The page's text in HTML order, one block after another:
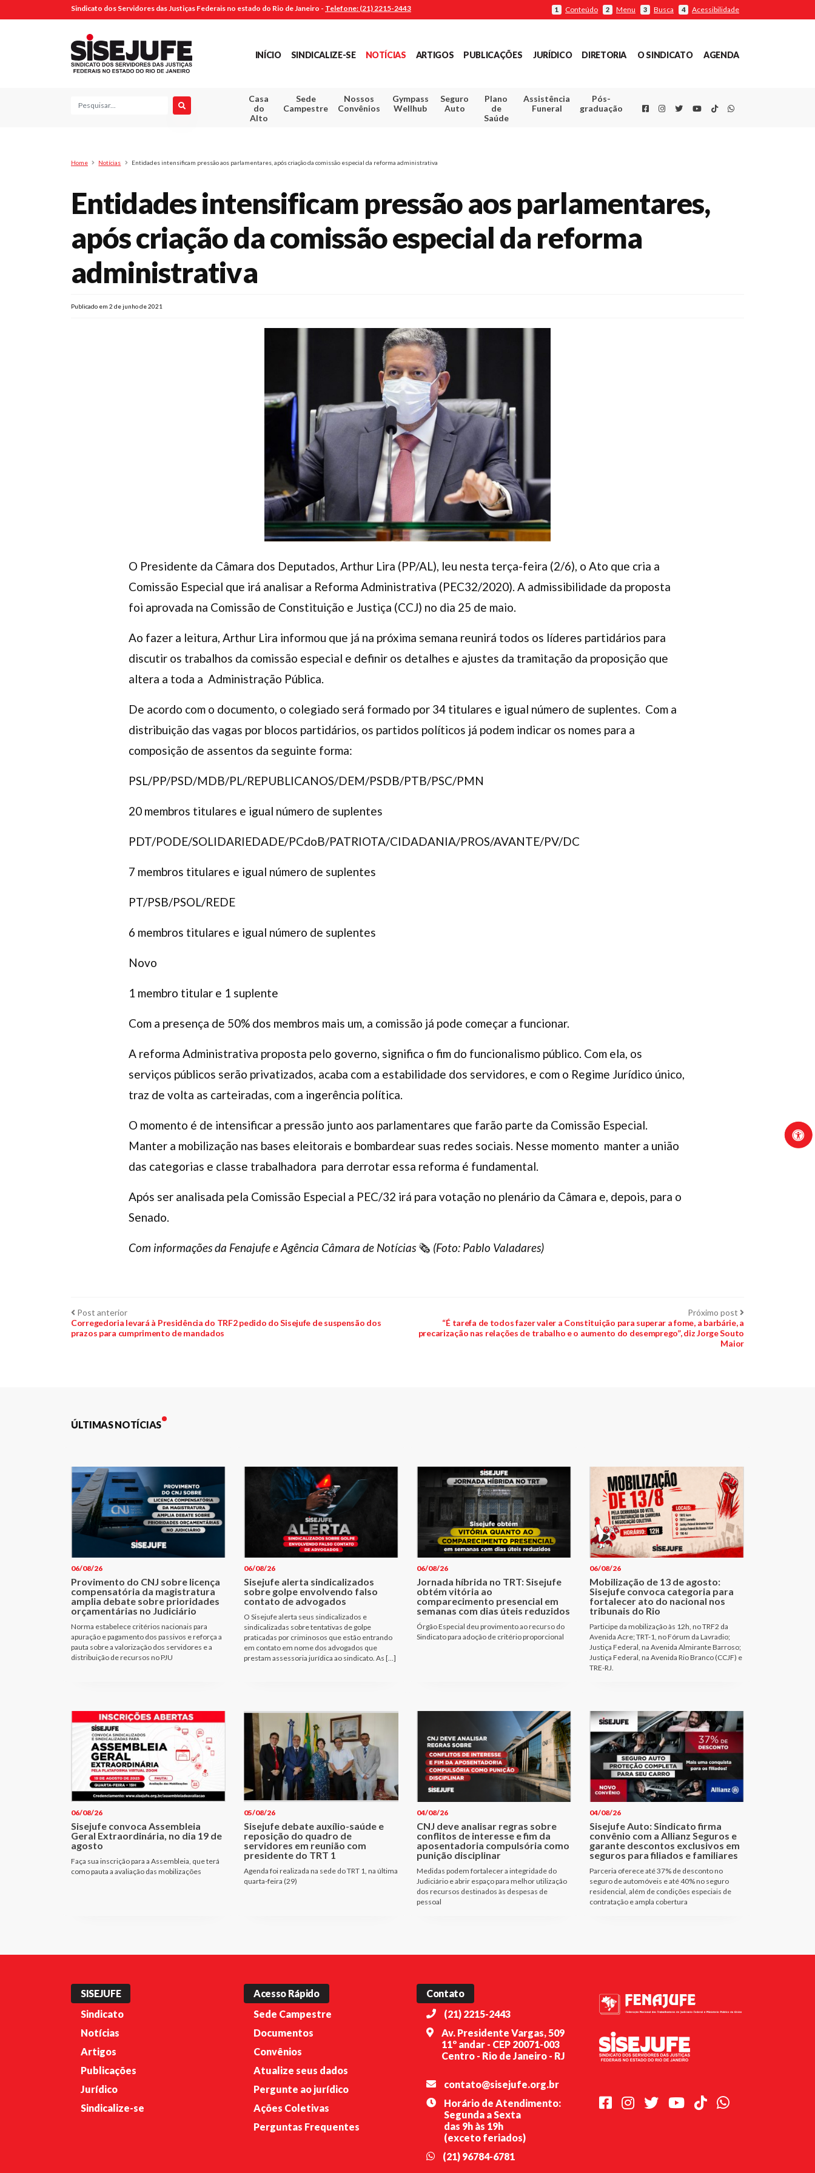
Sindicato dos Servidores das Justiças Federais no estado do Rio de Janeiro - Telefone: (21) 2215-2443 1 Conteúdo 2 Menu 3 Busca 4 Acessibilidade
INÍCIO SINDICALIZE-SE NOTÍCIAS ARTIGOS PUBLICAÇÕES JURÍDICO DIRETORIA O SINDICATO AGENDA
Pesquisa
Casa
do
Alto
Sede
Campestre
Nossos
Convênios
Gympass
Wellhub
Seguro
Auto
Plano
de
Saúde
Assistência
Funeral
Pós-
graduação
FacebookInstagram
TwitterYoutube
TikTokWhatsapp
Home Notícias Entidades intensificam pressão aos parlamentares, após criação da comissão especial da reforma administrativa
Entidades intensificam pressão aos parlamentares,
após criação da comissão especial da reforma
administrativa
Publicado em 2 de junho de 2021
O Presidente da Câmara dos Deputados, Arthur Lira (PP/AL), leu nesta terça-feira (2/6), o Ato que cria a
Comissão Especial que irá analisar a Reforma Administrativa (PEC32/2020). A admissibilidade da proposta
foi aprovada na Comissão de Constituição e Justiça (CCJ) no dia 25 de maio.
Ao fazer a leitura, Arthur Lira informou que já na próxima semana reunirá todos os líderes partidários para
discutir os trabalhos da comissão especial e definir os detalhes e ajustes da tramitação da proposição que
altera a toda a Administração Pública.
De acordo com o documento, o colegiado será formado por 34 titulares e igual número de suplentes. Com a
distribuição das vagas por blocos partidários, os partidos políticos já podem indicar os nomes para a
composição de assentos da seguinte forma:
PSL/PP/PSD/MDB/PL/REPUBLICANOS/DEM/PSDB/PTB/PSC/PMN
20 membros titulares e igual número de suplentes
PDT/PODE/SOLIDARIEDADE/PCdoB/PATRIOTA/CIDADANIA/PROS/AVANTE/PV/DC
7 membros titulares e igual número de suplentes
PT/PSB/PSOL/REDE
6 membros titulares e igual número de suplentes
Novo
1 membro titular e 1 suplente
Com a presença de 50% dos membros mais um, a comissão já pode começar a funcionar.
A reforma Administrativa proposta pelo governo, significa o fim do funcionalismo público. Com ela, os
serviços públicos serão privatizados, acaba com a estabilidade dos servidores, e com o Regime Jurídico único,
traz de volta as carteiradas, com a ingerência política.
O momento é de intensificar a pressão junto aos parlamentares que farão parte da Comissão Especial.
Manter a mobilização nas bases eleitorais e bombardear suas redes sociais. Nesse momento manter a união
das categorias e classe trabalhadora para derrotar essa reforma é fundamental.
Após ser analisada pela Comissão Especial a PEC/32 irá para votação no plenário da Câmara e, depois, para o
Senado.
Com informações da Fenajufe e Agência Câmara de Notícias 🗞 (Foto: Pablo Valadares)
Navegação
de
Post anteriorPost
anterior:
Corregedoria levará à Presidência do TRF2 pedido do Sisejufe de suspensão dos
prazos para cumprimento de mandados
Próximo post Próximo
“É tarefa de todos fazer valer a Constituição para superar a fome, a barbárie, a
precarização nas relações de trabalho e o aumento do desemprego”, diz Jorge Souto
Maior
ÚLTIMAS NOTÍCIAS
06/08/26
Provimento do CNJ sobre licença
compensatória da magistratura
amplia debate sobre prioridades
orçamentárias no Judiciário
Norma estabelece critérios nacionais para
apuração e pagamento dos passivos e reforça a
pauta sobre a valorização dos servidores e a
distribuição de recursos no PJU
06/08/26
Sisejufe alerta sindicalizados
sobre golpe envolvendo falso
contato de advogados
O Sisejufe alerta seus sindicalizados e
sindicalizadas sobre tentativas de golpe
praticadas por criminosos que estão entrando
em contato em nome dos advogados que
prestam assessoria jurídica ao sindicato. As […]
06/08/26
Jornada híbrida no TRT: Sisejufe
obtém vitória ao
comparecimento presencial em
semanas com dias úteis reduzidos
Órgão Especial deu provimento ao recurso do
Sindicato para adoção de critério proporcional
06/08/26
Mobilização de 13 de agosto:
Sisejufe convoca categoria para
fortalecer ato do nacional nos
tribunais do Rio
Participe da mobilização às 12h, no TRF2 da
Avenida Acre; TRT-1, no Fórum da Lavradio;
Justiça Federal, na Avenida Almirante Barroso;
Justiça Federal, na Avenida Rio Branco (CCJF) e
TRE-RJ.
06/08/26
Sisejufe convoca Assembleia
Geral Extraordinária, no dia 19 de
agosto
Faça sua inscrição para a Assembleia, que terá
como pauta a avaliação das mobilizações
05/08/26
Sisejufe debate auxílio-saúde e
reposição do quadro de
servidores em reunião com
presidente do TRT 1
Agenda foi realizada na sede do TRT 1, na última
quarta-feira (29)
04/08/26
CNJ deve analisar regras sobre
conflitos de interesse e fim da
aposentadoria compulsória como
punição disciplinar
Medidas podem fortalecer a integridade do
Judiciário e abrir espaço para melhor utilização
dos recursos destinados às despesas de
pessoal
04/08/26
Sisejufe Auto: Sindicato firma
convênio com a Allianz Seguros e
garante descontos exclusivos em
seguros para filiados e familiares
Parceria oferece até 37% de desconto no
seguro de automóveis e até 40% no seguro
residencial, além de condições especiais de
contratação e ampla cobertura
SISEJUFE
Sindicato
Notícias
Artigos
Publicações
Jurídico
Sindicalize-se
Acesso Rápido
Sede Campestre
Documentos
Convênios
Atualize seus dados
Pergunte ao jurídico
Ações Coletivas
Perguntas Frequentes
Contato
(21) 2215-2443
Av. Presidente Vargas, 509
11º andar - CEP 20071-003
Centro - Rio de Janeiro - RJ
contato@sisejufe.org.br
Horário de Atendimento:
Segunda a Sexta
das 9h às 19h
(exceto feriados)
(21) 96784-6781
FacebookInstagram
TwitterYoutubeTikTokWhatsapp